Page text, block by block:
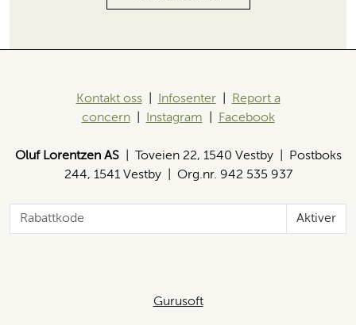
Kontakt oss| Infosenter|
Report a
concern| Instagram Facebook
Oluf Lorentzen AS| Toveien 22, 1540 Vestby | Postboks
244, 1541 Vestby | Org.nr. 942 535 937
Aktiver
Gurusoft